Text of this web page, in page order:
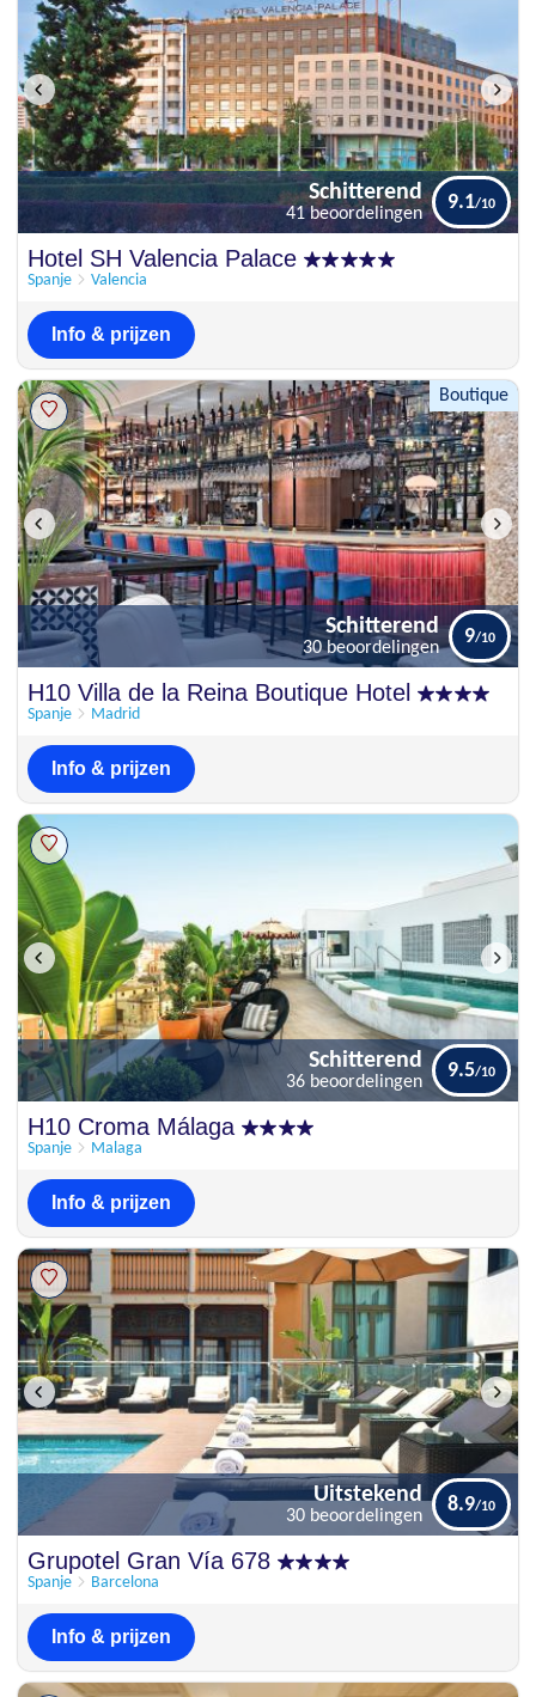
Schitterend
Hotel SH Valencia Palace
Spanje Valencia
Schitterend
41 beoordelingen
9.1
Info & prijzen
Boutique
Schitterend
30 beoordelingen
9
H10 Villa de la Reina Boutique Hotel
Spanje Madrid
Schitterend
30 beoordelingen
9
Info & prijzen
Schitterend
H10 Croma Málaga
Spanje Malaga
Schitterend
36 beoordelingen
9.5
Info & prijzen
Uitstekend
Grupotel Gran Vía 678
Spanje Barcelona
Uitstekend
30 beoordelingen
8.9
Info & prijzen